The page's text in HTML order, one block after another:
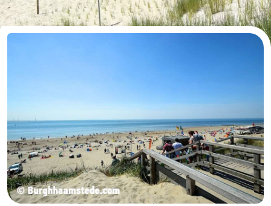
Buitenheem
-
Livingstone
-
Resort
Haamstede
-
Résidence
-